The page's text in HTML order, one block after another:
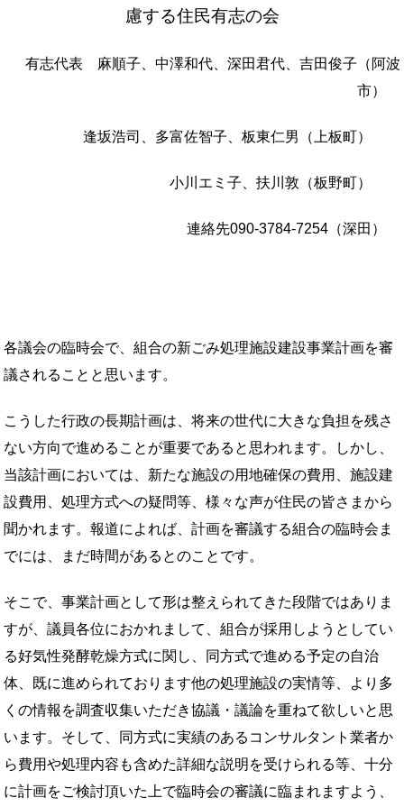
慮する住民有志の会
有志代表 麻順子、中澤和代、深田君代、吉田俊子（阿波
市）
逢坂浩司、多富佐智子、板東仁男（上板町）
小川エミ子、扶川敦（板野町）
連絡先090-3784-7254（深田）
各議会の臨時会で、組合の新ごみ処理施設建設事業計画を審
議されることと思います。
こうした行政の長期計画は、将来の世代に大きな負担を残さ
ない方向で進めることが重要であると思われます。しかし、
当該計画においては、新たな施設の用地確保の費用、施設建
設費用、処理方式への疑問等、様々な声が住民の皆さまから
聞かれます。報道によれば、計画を審議する組合の臨時会ま
でには、まだ時間があるとのことです。
そこで、事業計画として形は整えられてきた段階ではありま
すが、議員各位におかれまして、組合が採用しようとしてい
る好気性発酵乾燥方式に関し、同方式で進める予定の自治
体、既に進められております他の処理施設の実情等、より多
くの情報を調査収集いただき協議・議論を重ねて欲しいと思
います。そして、同方式に実績のあるコンサルタント業者か
ら費用や処理内容も含めた詳細な説明を受けられる等、十分
に計画をご検討頂いた上で臨時会の審議に臨まれますよう、